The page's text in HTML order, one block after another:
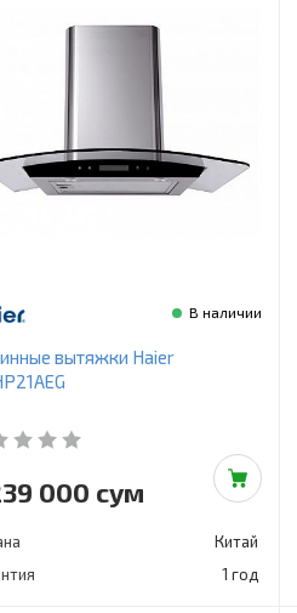
В наличии
вытяжки Haier
000 сум
Китай
1 год